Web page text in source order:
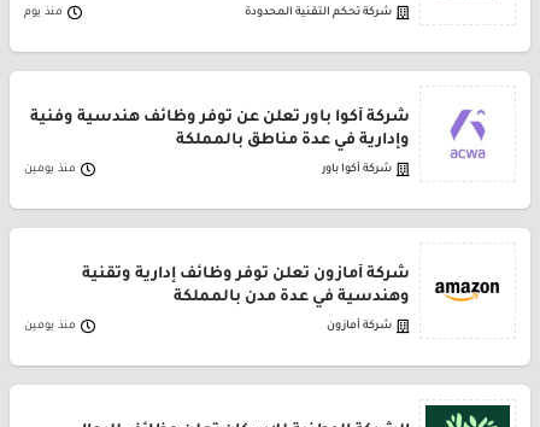
شركة تحكم التقنية المحدودة منذ يوم
شركة أكوا باور تعلن عن توفر وظائف هندسية وفنية
وإدارية في عدة مناطق بالمملكة
شركة أكوا باور منذ يومين
شركة أمازون تعلن توفر وظائف إدارية وتقنية
وهندسية في عدة مدن بالمملكة
شركة أمازون منذ يومين